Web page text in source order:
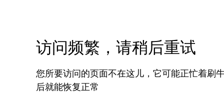
访问频繁，请稍后重试
您所要访问的页面不在这儿，它可能正忙着刷
后就能恢复正常